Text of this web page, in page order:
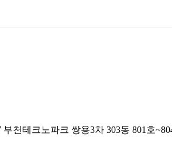
천테크노파크 쌍용3차 303동 801호